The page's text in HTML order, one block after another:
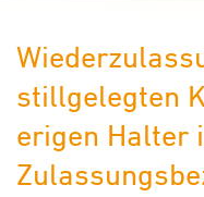
stillgelegten
erigen Halter